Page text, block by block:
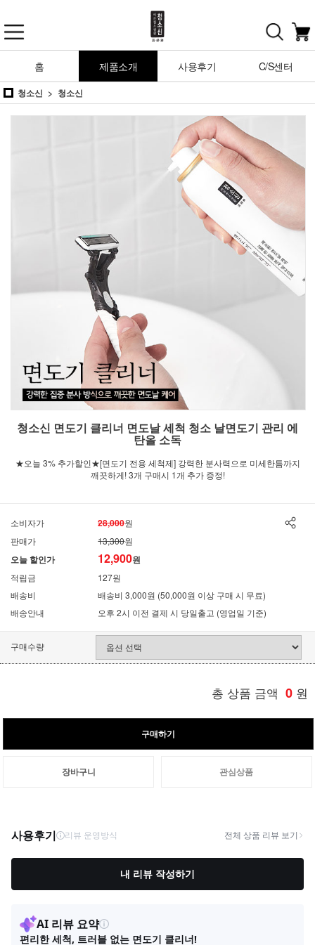
홈 제품소개 사용후기 C/S센터
청소신 청소신
청소신 면도기 클리너 면도날 세척 청소 날면도기 관리 에
탄올 소독
★오늘 3% 추가할인★[면도기 전용 세척제] 강력한 분사력으로 미세한틈까지
깨끗하게! 3개 구매시 1개 추가 증정!
소비자가 28,000원
판매가
13,300원
오늘 할인가 12,900원
적립금
127원
배송비
배송비 3,000원 (50,000원 이상 구매 시 무료)
배송안내
오후 2시 이전 결제 시 당일출고 (영업일 기준)
구매수량
총 상품 금액 0 원
구매하기
장바구니 관심상품